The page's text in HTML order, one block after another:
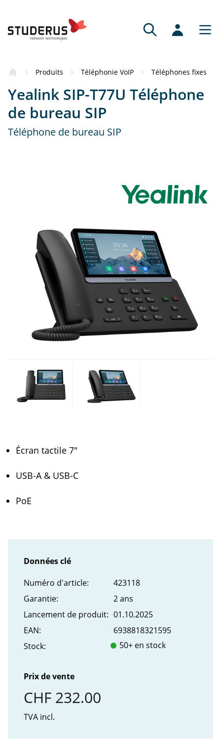
Produits Téléphonie VoIP Téléphones fixes
Yealink SIP-T77U Téléphone
de bureau SIP
Téléphone de bureau SIP
Écran tactile 7"
USB-A & USB-C
PoE
Données clé
Numéro d'article:
423118
Garantie:
2 ans
Lancement de produit: 01.10.2025
EAN:
6938818321595
Stock:
50+ en stock
Prix de vente
CHF 232.00
TVA incl.